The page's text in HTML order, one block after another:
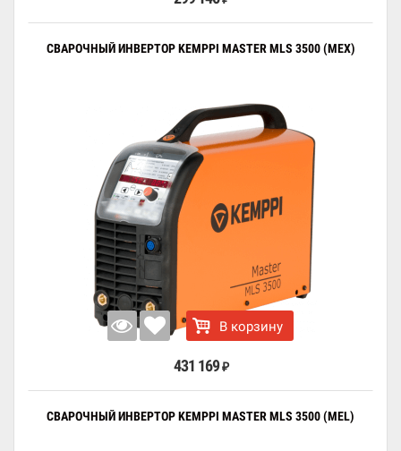
СВАРОЧНЫЙ ИНВЕРТОР KEMPPI MASTER MLS 3500 (MEX)
В корзину
431 169 ₽
СВАРОЧНЫЙ ИНВЕРТОР KEMPPI MASTER MLS 3500 (MEL)